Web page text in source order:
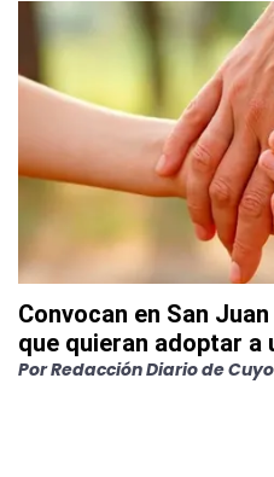
Convocan en San
que quieran adoptar a
PorRedacción Diario de Cuyo